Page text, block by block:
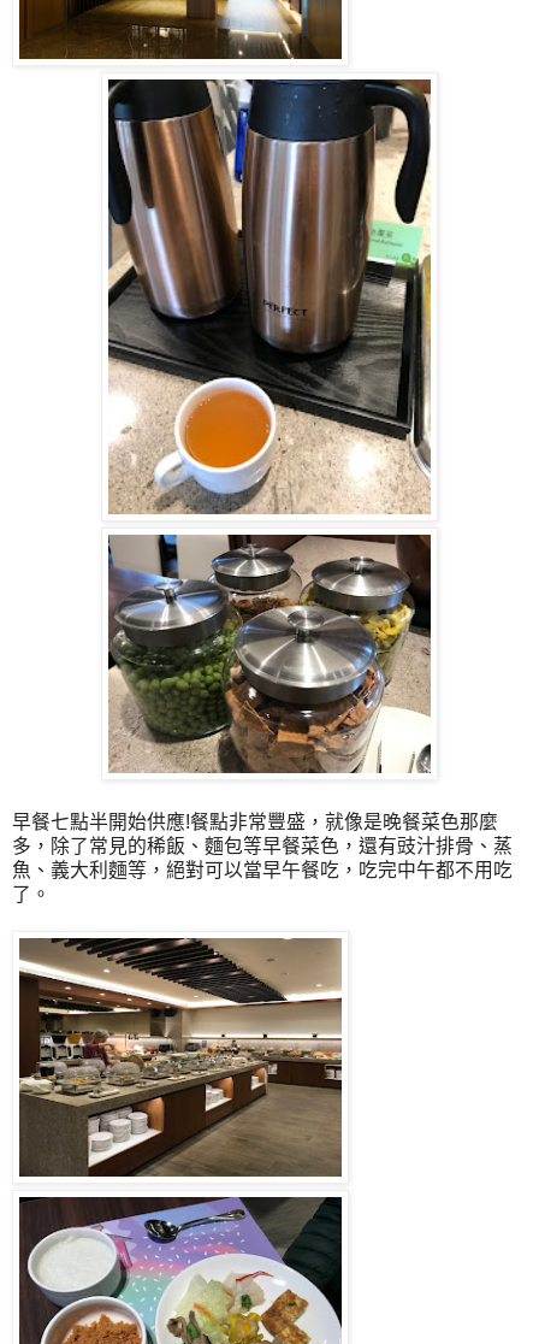
早餐七點半開始供應!餐點非常豐盛，就像是晚餐菜色那麼
多，除了常見的稀飯、麵包等早餐菜色，還有豉汁排骨、蒸
魚、義大利麵等，絕對可以當早午餐吃，吃完中午都不用吃
了。